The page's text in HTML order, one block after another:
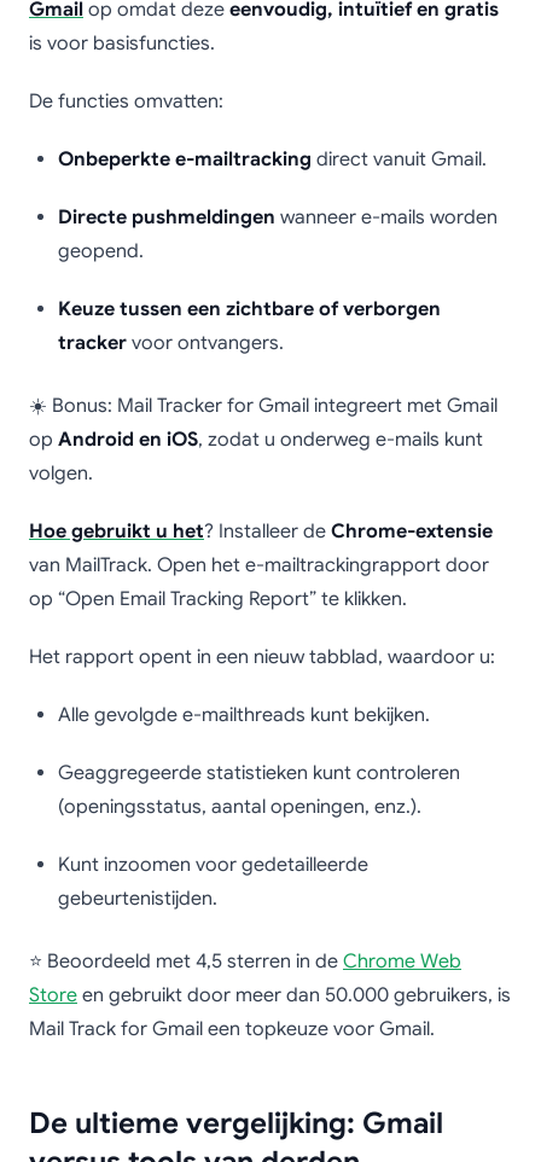
Gmail op omdat deze eenvoudig, intuïtief en gratis
is voor basisfuncties.
De functies omvatten:
Onbeperkte e-mailtracking direct vanuit Gmail.
Directe pushmeldingen wanneer e-mails worden
geopend.
Keuze tussen een zichtbare of verborgen
tracker voor ontvangers.
☀️ Bonus: Mail Tracker for Gmail integreert met Gmail
op Android en iOS, zodat u onderweg e-mails kunt
volgen.
Hoe gebruikt u het? Installeer de Chrome-extensie
van MailTrack. Open het e-mailtrackingrapport door
op “Open Email Tracking Report” te klikken.
Het rapport opent in een nieuw tabblad, waardoor u:
Alle gevolgde e-mailthreads kunt bekijken.
Geaggregeerde statistieken kunt controleren
(openingsstatus, aantal openingen, enz.).
Kunt inzoomen voor gedetailleerde
gebeurtenistijden.
⭐ Beoordeeld met 4,5 sterren in de Chrome Web
Store en gebruikt door meer dan 50.000 gebruikers, is
Mail Track for Gmail een topkeuze voor Gmail.
De ultieme vergelijking: Gmail